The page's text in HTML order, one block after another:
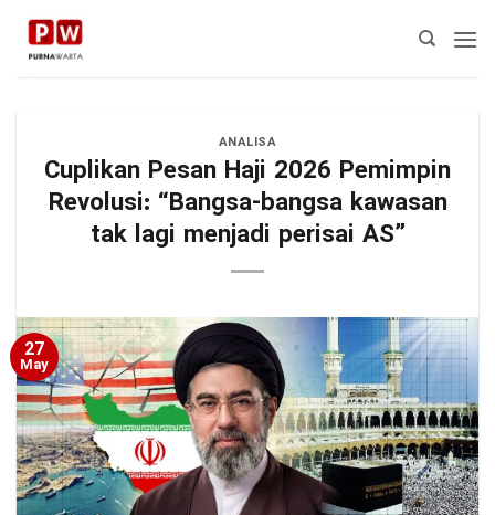
Skip
content
ANALISA
Cuplikan Pesan Haji 2026 Pemimpin
Revolusi: “Bangsa-bangsa kawasan
tak lagi menjadi perisai AS”
27
May